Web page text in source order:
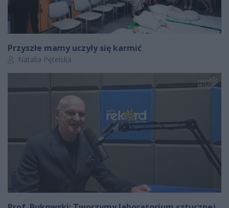
Przyszłe mamy uczyły się karmić
Autor artykułu:
Natalia Pętelska